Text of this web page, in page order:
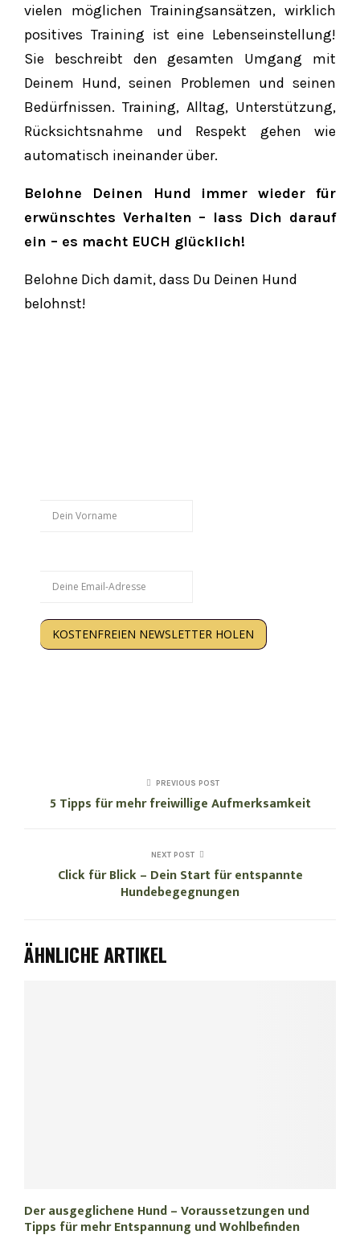
vielen möglichen Trainingsansätzen, wirklich
positives Training ist eine Lebenseinstellung!
Sie beschreibt den gesamten Umgang mit
Deinem Hund, seinen Problemen und seinen
Bedürfnissen. Training, Alltag, Unterstützung,
Rücksichtsnahme und Respekt gehen wie
automatisch ineinander über.
Belohne Deinen Hund immer wieder für
erwünschtes Verhalten – lass Dich darauf
ein – es macht EUCH glücklich!
Belohne Dich damit, dass Du Deinen Hund
belohnst!
KOSTENFREIEN NEWSLETTER HOLEN
PREVIOUS POST
5 Tipps für mehr freiwillige Aufmerksamkeit
NEXT POST
Click für Blick – Dein Start für entspannte
Hundebegegnungen
ÄHNLICHE ARTIKEL
Der ausgeglichene Hund – Voraussetzungen und
Tipps für mehr Entspannung und Wohlbefinden